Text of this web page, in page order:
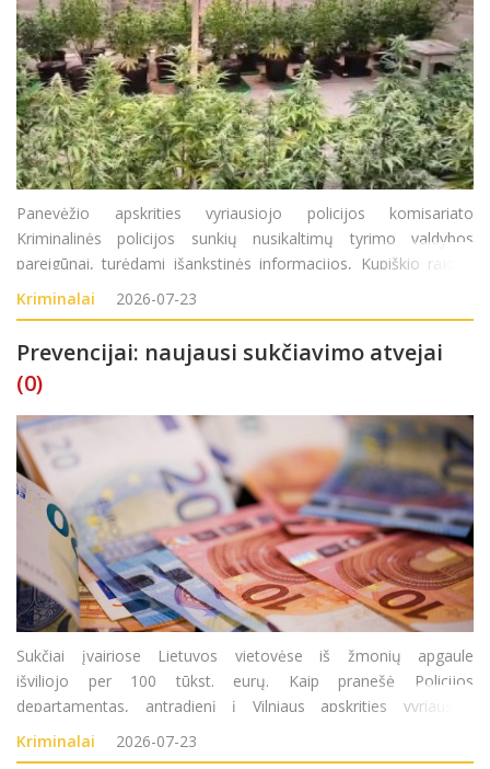
Panevėžio apskrities vyriausiojo policijos komisariato
Kriminalinės policijos sunkių nusikaltimų tyrimo valdybos
pareigūnai, turėdami išankstinės informacijos, Kupiškio rajone
surado didelį kiekį sodyboje auginamų kanapių augalų. Atlikę
kratą Kupiškio rajono gyventojo (
Kriminalai 2026-07-23
Prevencijai: naujausi sukčiavimo atvejai
(0)
Sukčiai įvairiose Lietuvos vietovėse iš žmonių apgaule
išviliojo per 100 tūkst. eurų. Kaip pranešė Policijos
departamentas, antradienį į Vilniaus apskrities vyriausiąjį
policijos komisariatą (AVPK) kreipėsi 1950 metais gimusi
moteris. Ji pranešė, kad pirmadienį
Kriminalai 2026-07-23